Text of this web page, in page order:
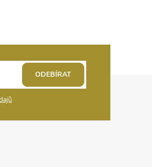
ODEBÍRAT